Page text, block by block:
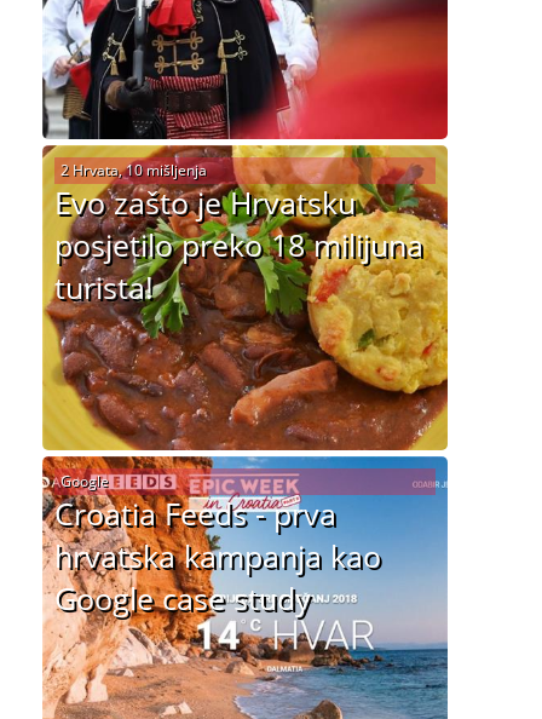
Evo zašto je Hrvatsku
posjetilo preko 18 milijuna
turista!
2 Hrvata, 10 mišljenja
Croatia Feeds - prva
hrvatska kampanja kao
Google case study
Google